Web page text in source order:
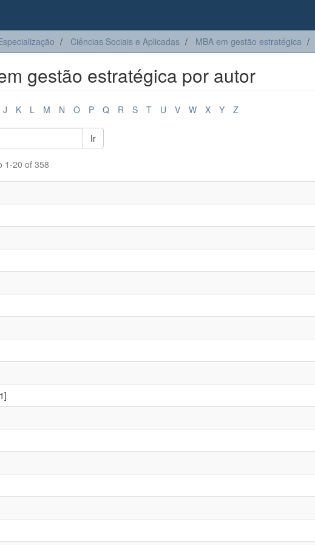
Ciências Sociais e Aplicadas MBA em gestão estratégica
gestão estratégica por autor
J K L M N O P Q R S T U V W X Y Z
Ir
1-20 of 358